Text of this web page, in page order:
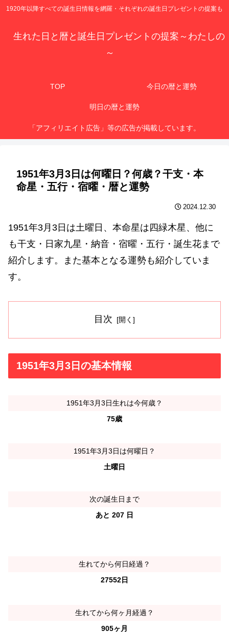
1920年以降すべての誕生日情報を網羅・それぞれの誕生日プレゼントの提案も
生れた日と暦と誕生日プレゼントの提案～わたしの
～
TOP 今日の暦と運勢
明日の暦と運勢
「アフィリエイト広告」等の広告が掲載しています。
1951年3月3日は何曜日？何歳？干支・本
命星・五行・宿曜・暦と運勢
2024.12.30
1951年3月3日は土曜日、本命星は四緑木星、他に
も干支・日家九星・納音・宿曜・五行・誕生花まで
紹介します。また基本となる運勢も紹介していま
す。
目次
1951年3月3日の基本情報
1951年3月3日生れは今何歳？
75歳
1951年3月3日は何曜日？
土曜日
次の誕生日まで
あと 207 日
生れてから何日経過？
27552日
生れてから何ヶ月経過？
905ヶ月